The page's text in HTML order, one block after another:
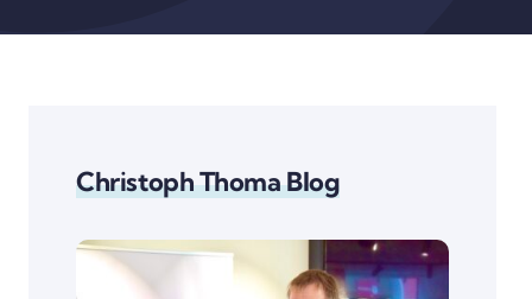
Christoph Thoma Blog